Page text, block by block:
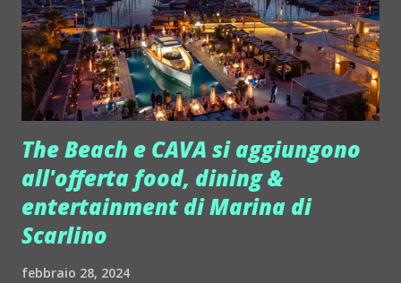
ed il Dehor di Desenzano. Per anni è stato organizzatore e
promotore del Moorea Party in quel di Saint Tropez, la
festa che ogni 14 luglio celebra a suon di house m...
The Beach e CAVA si aggiungono
all'offerta food, dining &
entertainment di Marina di
Scarlino
febbraio 28, 2024